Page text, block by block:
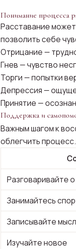
Понимание процесса
Расставание
позволить себе
Отрицание —
Гнев — чувство
Торги — попытки
Депрессия —
Принятие —
Поддержка и
Важным шагом к
облегчить
Разговаривайте
Занимайтесь
Записывайте
Изучайте новое